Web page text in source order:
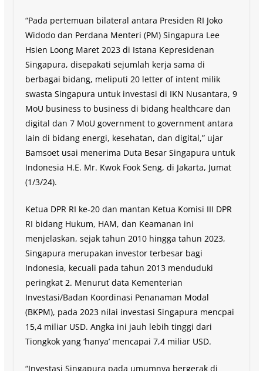
“Pada pertemuan bilateral antara Presiden RI Joko
Widodo dan Perdana Menteri (PM) Singapura Lee
Hsien Loong Maret 2023 di Istana Kepresidenan
Singapura, disepakati sejumlah kerja sama di
berbagai bidang, meliputi 20 letter of intent milik
swasta Singapura untuk investasi di IKN Nusantara, 9
MoU business to business di bidang healthcare dan
digital dan 7 MoU government to government antara
lain di bidang energi, kesehatan, dan digital,” ujar
Bamsoet usai menerima Duta Besar Singapura untuk
Indonesia H.E. Mr. Kwok Fook Seng, di Jakarta, Jumat
(1/3/24).
Ketua DPR RI ke-20 dan mantan Ketua Komisi III DPR
RI bidang Hukum, HAM, dan Keamanan ini
menjelaskan, sejak tahun 2010 hingga tahun 2023,
Singapura merupakan investor terbesar bagi
Indonesia, kecuali pada tahun 2013 menduduki
peringkat 2. Menurut data Kementerian
Investasi/Badan Koordinasi Penanaman Modal
(BKPM), pada 2023 nilai investasi Singapura mencpai
15,4 miliar USD. Angka ini jauh lebih tinggi dari
Tiongkok yang ‘hanya’ mencapai 7,4 miliar USD.
“Investasi Singapura pada umumnya bergerak di